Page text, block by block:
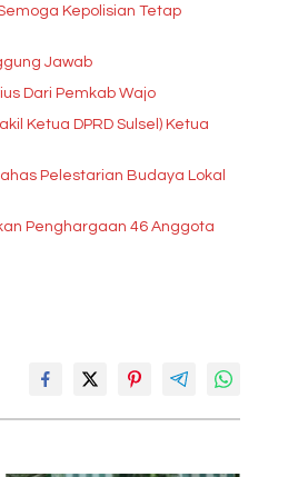
Kepolisian Tetap
Jawab
Dari Pemkab Wajo
Pelestarian Budaya Lokal
Penghargaan 46 Anggota